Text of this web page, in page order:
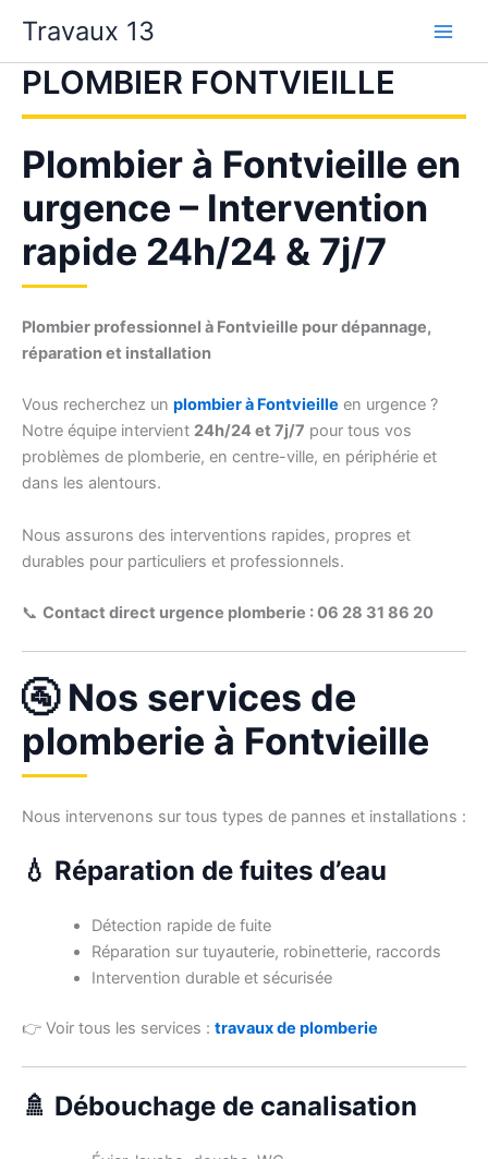
contenu
Travaux 13
PLOMBIER FONTVIEILLE
Plombier à Fontvieille en
urgence – Intervention
rapide 24h/24 & 7j/7
Plombier professionnel à Fontvieille pour dépannage,
réparation et installation
Vous recherchez un plombier à Fontvieille en urgence ?
Notre équipe intervient 24h/24 et 7j/7 pour tous vos
problèmes de plomberie, en centre-ville, en périphérie et
dans les alentours.
Nous assurons des interventions rapides, propres et
durables pour particuliers et professionnels.
📞 Contact direct urgence plomberie : 06 28 31 86 20
🚰 Nos services de
plomberie à Fontvieille
Nous intervenons sur tous types de pannes et installations :
💧 Réparation de fuites d’eau
Détection rapide de fuite
Réparation sur tuyauterie, robinetterie, raccords
Intervention durable et sécurisée
👉 Voir tous les services : travaux de plomberie
🚿 Débouchage de canalisation